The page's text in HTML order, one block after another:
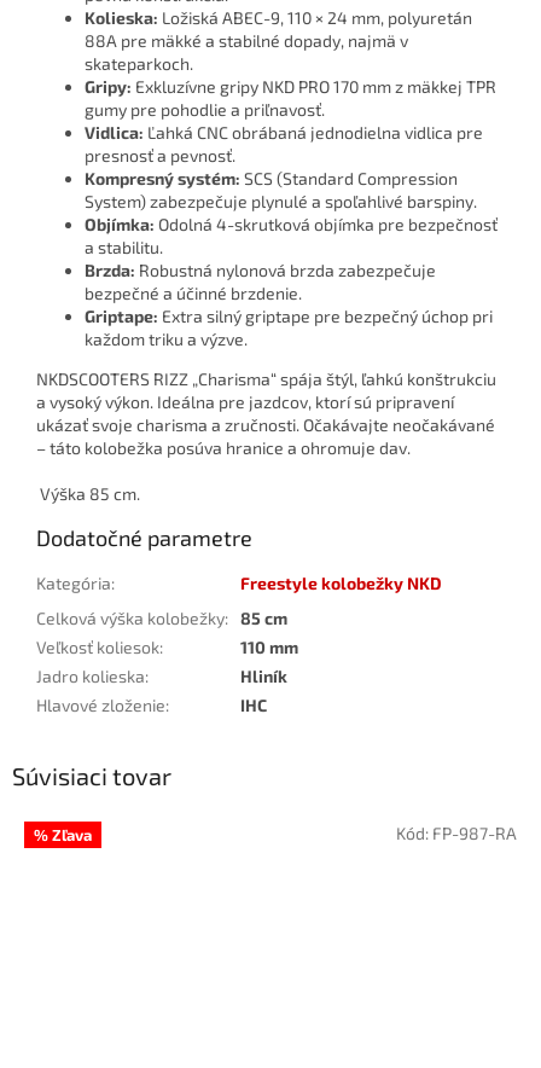
Kolieska: Ložiská ABEC-9, 110 × 24 mm, polyuretán
88A pre mäkké a stabilné dopady, najmä v
skateparkoch.
Gripy: Exkluzívne gripy NKD PRO 170 mm z mäkkej TPR
gumy pre pohodlie a priľnavosť.
Vidlica: Ľahká CNC obrábaná jednodielna vidlica pre
presnosť a pevnosť.
Kompresný systém: SCS (Standard Compression
System) zabezpečuje plynulé a spoľahlivé barspiny.
Objímka: Odolná 4-skrutková objímka pre bezpečnosť
a stabilitu.
Brzda: Robustná nylonová brzda zabezpečuje
bezpečné a účinné brzdenie.
Griptape: Extra silný griptape pre bezpečný úchop pri
každom triku a výzve.
NKDSCOOTERS RIZZ „Charisma“ spája štýl, ľahkú konštrukciu
a vysoký výkon. Ideálna pre jazdcov, ktorí sú pripravení
ukázať svoje charisma a zručnosti. Očakávajte neočakávané
– táto kolobežka posúva hranice a ohromuje dav.
Výška 85 cm.
Dodatočné parametre
Kategória:
Freestyle kolobežky NKD
Celková výška kolobežky: 85 cm
Veľkosť koliesok:
110 mm
Jadro kolieska:
Hliník
Hlavové zloženie: IHC
Súvisiaci tovar
% Zľava Kód: FP-987-RA